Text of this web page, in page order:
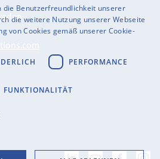
ENGLISH
SWEDISH
die Benutzerfreundlichkeit unserer
die weitere Nutzung unserer Webseite
von Cookies gemäß unserer Cookie-
PERFORMANCE
FUNKTIONALITÄT